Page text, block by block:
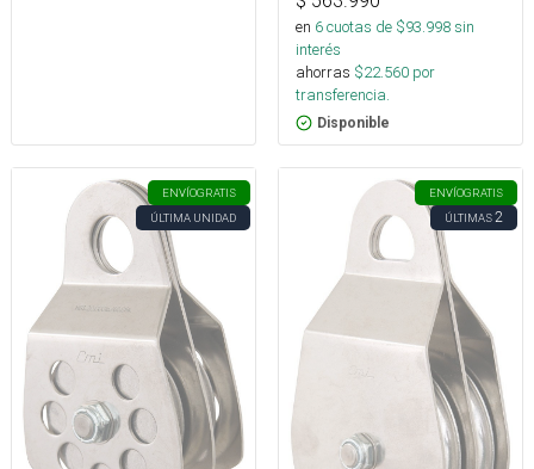
en 6cuotas de $93.998sin
interés
ahorras $22.560 por
transferencia.
Disponible
ENVÍOGRATIS
ÚLTIMA UNIDAD
ENVÍOGRATIS
ÚLTIMAS2